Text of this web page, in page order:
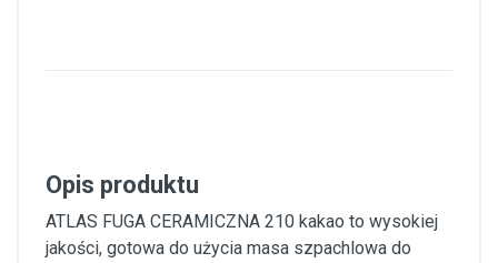
Opis produktu
ATLAS FUGA CERAMICZNA 210 kakao to wysokiej
jakości, gotowa do użycia masa szpachlowa do